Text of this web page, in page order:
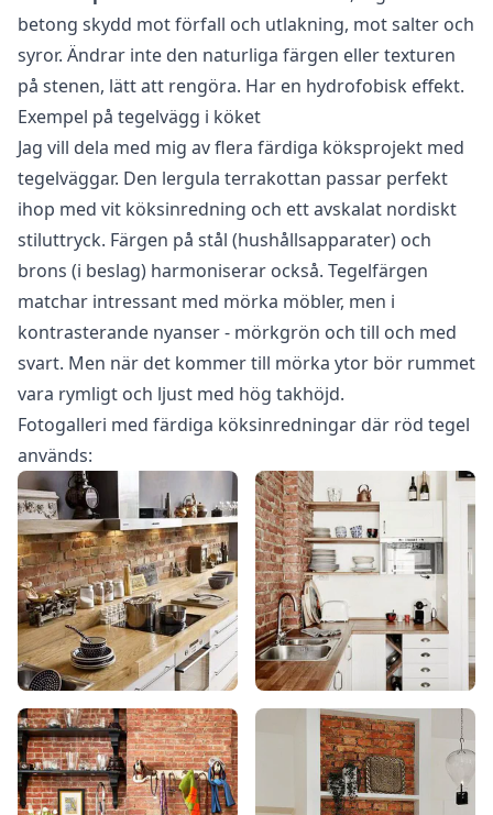
betong skydd mot förfall och utlakning, mot salter och
syror. Ändrar inte den naturliga färgen eller texturen
på stenen, lätt att rengöra. Har en hydrofobisk effekt.
Exempel på tegelvägg i köket
Jag vill dela med mig av flera färdiga köksprojekt med
tegelväggar. Den lergula terrakottan passar perfekt
ihop med vit köksinredning och ett avskalat nordiskt
stiluttryck. Färgen på stål (hushållsapparater) och
brons (i beslag) harmoniserar också. Tegelfärgen
matchar intressant med mörka möbler, men i
kontrasterande nyanser - mörkgrön och till och med
svart. Men när det kommer till mörka ytor bör rummet
vara rymligt och ljust med hög takhöjd.
Fotogalleri med färdiga köksinredningar där röd tegel
används: